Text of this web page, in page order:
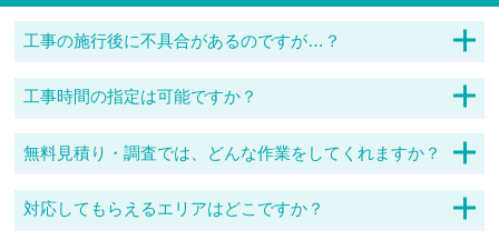
工事の施行後に不具合があるのですが…？
店にご連絡ください。場合によっては、再度施工料金が発生し
工事時間の指定は可能ですか？
願いさせていただく場合もありますが、日時指定が必要な場合
無料見積り・調査では、どんな作業をしてくれますか？
た見積りを提示いたします。見積りのみも可能で、工事の施工
対応してもらえるエリアはどこですか？